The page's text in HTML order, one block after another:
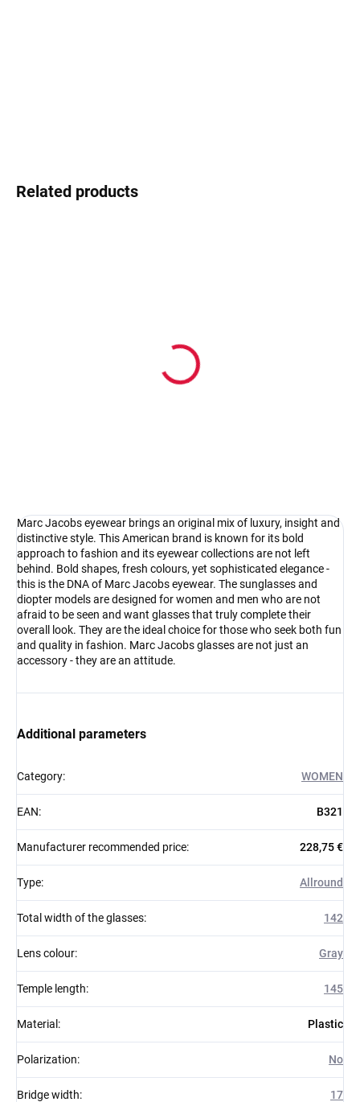
Related products
Pouzdro na sluneční brýle
Marc Jacobs eyewear brings an original mix of luxury, insight and
distinctive style. This American brand is known for its bold
approach to fashion and its eyewear collections are not left
behind. Bold shapes, fresh colours, yet sophisticated elegance -
this is the DNA of Marc Jacobs eyewear. The sunglasses and
diopter models are designed for women and men who are not
afraid to be seen and want glasses that truly complete their
overall look. They are the ideal choice for those who seek both fun
and quality in fashion. Marc Jacobs glasses are not just an
accessory - they are an attitude.
Additional parameters
Category: WOMEN
EAN: B321
Manufacturer recommended price: 228,75 €
Type: Allround
Total width of the glasses: 142
Lens colour: Gray
Temple length: 145
Material : Plastic
Polarization: No
Bridge width: 17